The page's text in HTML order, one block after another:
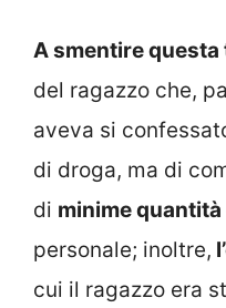
A smentire questa
del ragazzo che,
aveva si
di droga, ma di
di minime
personale; inoltre,
cui il ragazzo era